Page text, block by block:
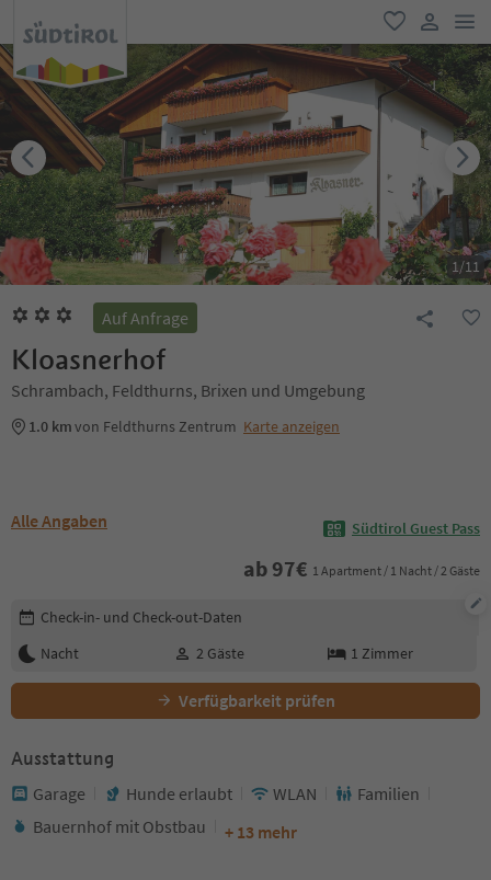
favorit
user link
1/11
Auf Anfrage
Kloasnerhof
Schrambach, Feldthurns, Brixen und Umgebung
1.0 kmvon Feldthurns Zentrum Karte anzeigen
Alle Angaben Südtirol Guest Pass
ab 97€ 1 Apartment / 1 Nacht / 2 Gäste
Buchungsdetails bearbeiten
Check-in- und Check-out-Daten
Nacht
2 Gäste 1 Zimmer
Verfügbarkeit prüfen
Ausstattung
Garage Hunde erlaubt WLAN
Familien
Bauernhof mit Obstbau
+ 13 mehr